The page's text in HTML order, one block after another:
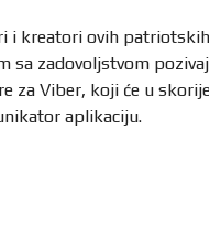
i kreatori ovih
sa zadovoljstvom
za Viber, koji će u
aplikaciju.